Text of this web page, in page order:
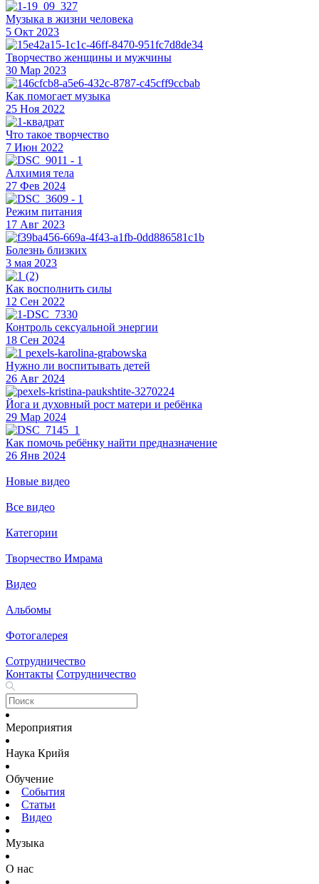
Музыка в жизни человека
5 Окт 2023
Творчество женщины и мужчины
30 Мар 2023
Как помогает музыка
25 Ноя 2022
Что такое творчество
7 Июн 2022
Алхимия тела
27 Фев 2024
Режим питания
17 Авг 2023
Болезнь близких
3 мая 2023
Как восполнить силы
12 Сен 2022
Контроль сексуальной энергии
18 Сен 2024
Нужно ли воспитывать детей
26 Авг 2024
Йога и духовный рост матери и ребёнка
29 Мар 2024
Как помочь ребёнку найти предназначение
26 Янв 2024
Новые видео
Все видео
Категории
Творчество Имрама
Видео
Альбомы
Фотогалерея
Сотрудничество
Контакты Сотрудничество
Мероприятия
Наука Крийя
Обучение
События
Статьи
Видео
Музыка
О нас